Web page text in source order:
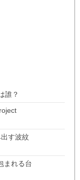
誰？
す波紋
まれる台